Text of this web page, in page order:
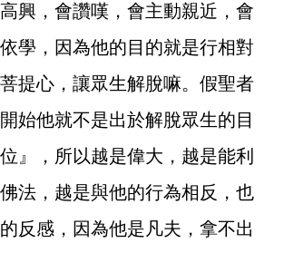
興，會讚嘆，會主動親近，會
學，因為他的目的就是行相對
提心，讓眾生解脫嘛。假聖者
始他就不是出於解脫眾生的目
』，所以越是偉大，越是能利
法，越是與他的行為相反，也
反感，因為他是凡夫，拿不出